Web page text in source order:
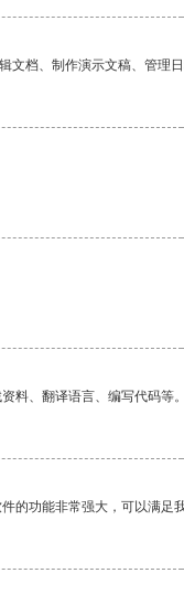
档、制作演示文稿、管理日
料、翻译语言、编写代码等。
功能非常强大，可以满足